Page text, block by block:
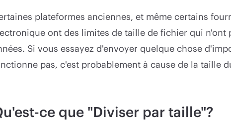
plateformes anciennes, et même certains
ont des limites de taille de fichier qui n'ont
Si vous essayez d'envoyer quelque chose
pas, c'est probablement à cause de la taille
ce que "Diviser par taille"?